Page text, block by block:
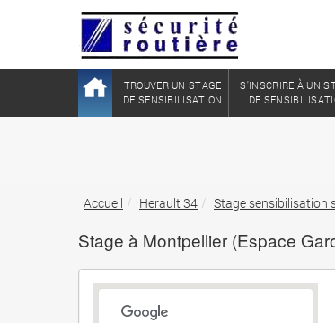
TROUVER UN STAGE
DE SENSIBILISATION
S'INSCRIRE À UN
DE
Accueil Herault 34 Stage sensibilisation
Stage à Montpellier (Espace